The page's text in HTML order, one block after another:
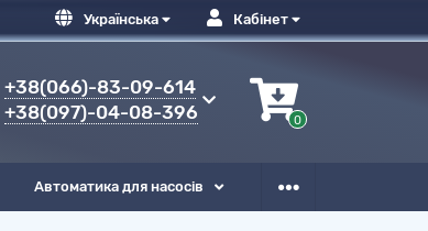
Кабінет
Українська
+38(066)-83-09-614
+38(097)-04-08-396
0
Автоматика для насосів